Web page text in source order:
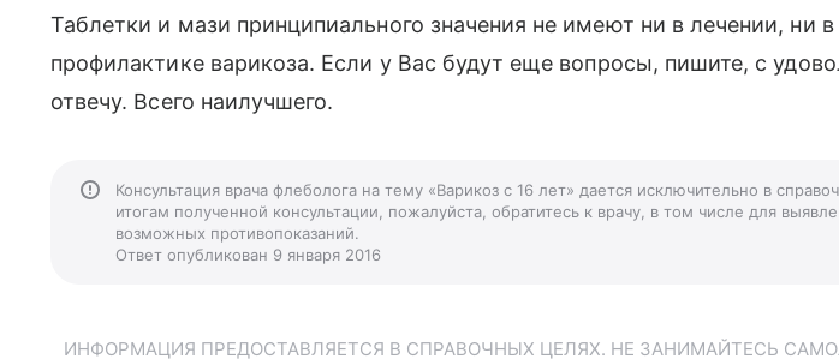
Таблетки и мази принципиального значения не имеют ни в лечении, ни в
профилактике варикоза. Если у Вас будут еще вопросы, пишите, с
отвечу. Всего наилучшего.
Консультация врача флеболога на тему «Варикоз с 16 лет» дается исключительно в
итогам полученной консультации, пожалуйста, обратитесь к врачу, в том числе для
возможных противопоказаний.
Ответ опубликован 9 января 2016
ИНФОРМАЦИЯ ПРЕДОСТАВЛЯЕТСЯ В СПРАВОЧНЫХ ЦЕЛЯХ. НЕ ЗАНИМАЙТЕСЬ